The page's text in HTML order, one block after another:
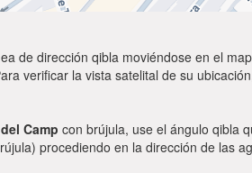
de dirección qibla moviéndose en el
verificar la vista satelital de su
Camp con brújula, use el ángulo qibla
procediendo en la dirección de las